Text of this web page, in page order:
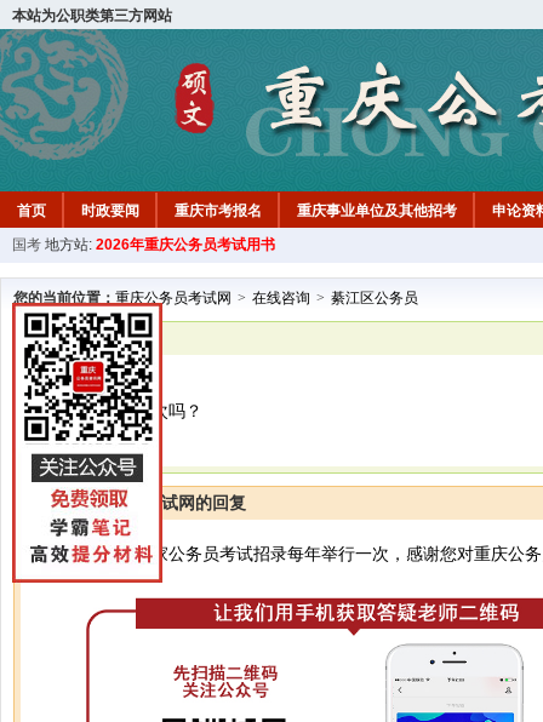
本站为公职类第三方网站
首页 时政要闻 重庆市考报名 重庆事业单位及其他招考
申论资
国考 地方站: 2026年重庆公务员考试用书
您的当前位置： 重庆公务员考试网 > 在线咨询 > 綦江区公务员
已解决
綦江区公务员
国考一年只招一次吗？
重庆公务员考试网的回复
您好，是的，国家公务员考试招录每年举行一次，感谢您对重庆公